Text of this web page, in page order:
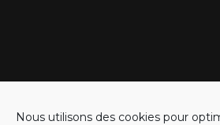
Nous utilisons des cookies pour